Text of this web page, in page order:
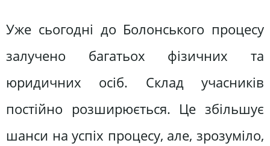
Уже сьогодні до Болонського процесу
залучено багатьох фізичних та
юридичних осіб. Склад учасників
постійно розширюється. Це збільшує
шанси на успіх процесу, але, зрозуміло,